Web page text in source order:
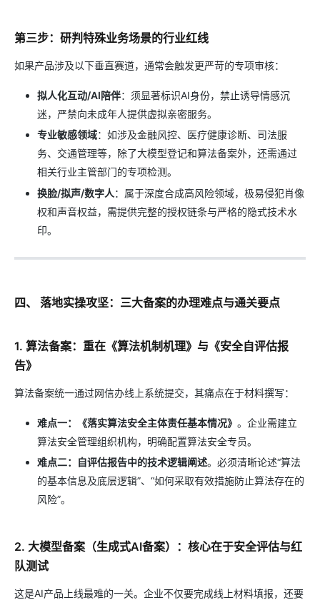
第三步：研判特殊业务场景的行业红线
如果产品涉及以下垂直赛道，通常会触发更严苛的专项审核：
拟人化互动/AI陪伴：须显著标识AI身份，禁止诱导情感沉
迷，严禁向未成年人提供虚拟亲密服务。
专业敏感领域：如涉及金融风控、医疗健康诊断、司法服
务、交通管理等，除了大模型登记和算法备案外，还需通过
相关行业主管部门的专项检测。
换脸/拟声/数字人：属于深度合成高风险领域，极易侵犯肖像
权和声音权益，需提供完整的授权链条与严格的隐式技术水
印。
四、 落地实操攻坚：三大备案的办理难点与通关要点
1. 算法备案：重在《算法机制机理》与《安全自评估报
告》
算法备案统一通过网信办线上系统提交，其痛点在于材料撰写：
难点一：《落实算法安全主体责任基本情况》 。企业需建立
算法安全管理组织机构，明确配置算法安全专员。
难点二：自评估报告中的技术逻辑阐述。必须清晰论述“算法
的基本信息及底层逻辑”、“如何采取有效措施防止算法存在的
风险”。
2. 大模型备案（生成式AI备案）：核心在于安全评估与红
队测试
这是AI产品上线最难的一关。企业不仅要完成线上材料填报，还要